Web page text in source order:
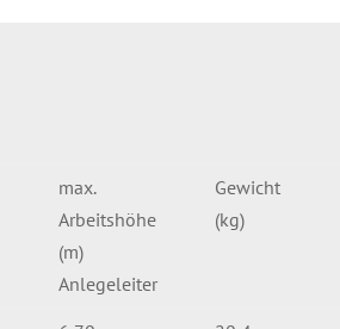
max.
Arbeitshöhe
(m)
Anlegeleiter
Gewicht
(kg)